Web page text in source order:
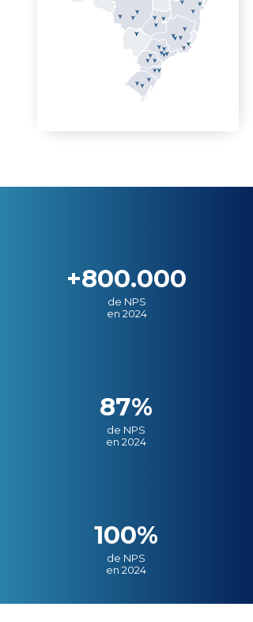
+800.000
de NPS
en 2024
87%
de NPS
en 2024
100%
de NPS
en 2024